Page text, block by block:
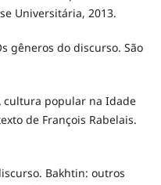
Universitária, 2013.
gêneros do discurso. São
cultura popular na Idade
de François Rabelais.
Bakhtin: outros